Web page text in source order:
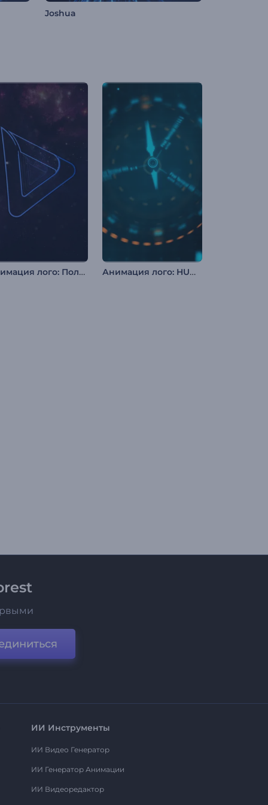
Joshua
Анимация лого: Полет к звездам Анимация лого: HUD-дисплей
ИИ Инструменты
ИИ Видео Генератор
ИИ Генератор Анимации
ИИ Видеоредактор